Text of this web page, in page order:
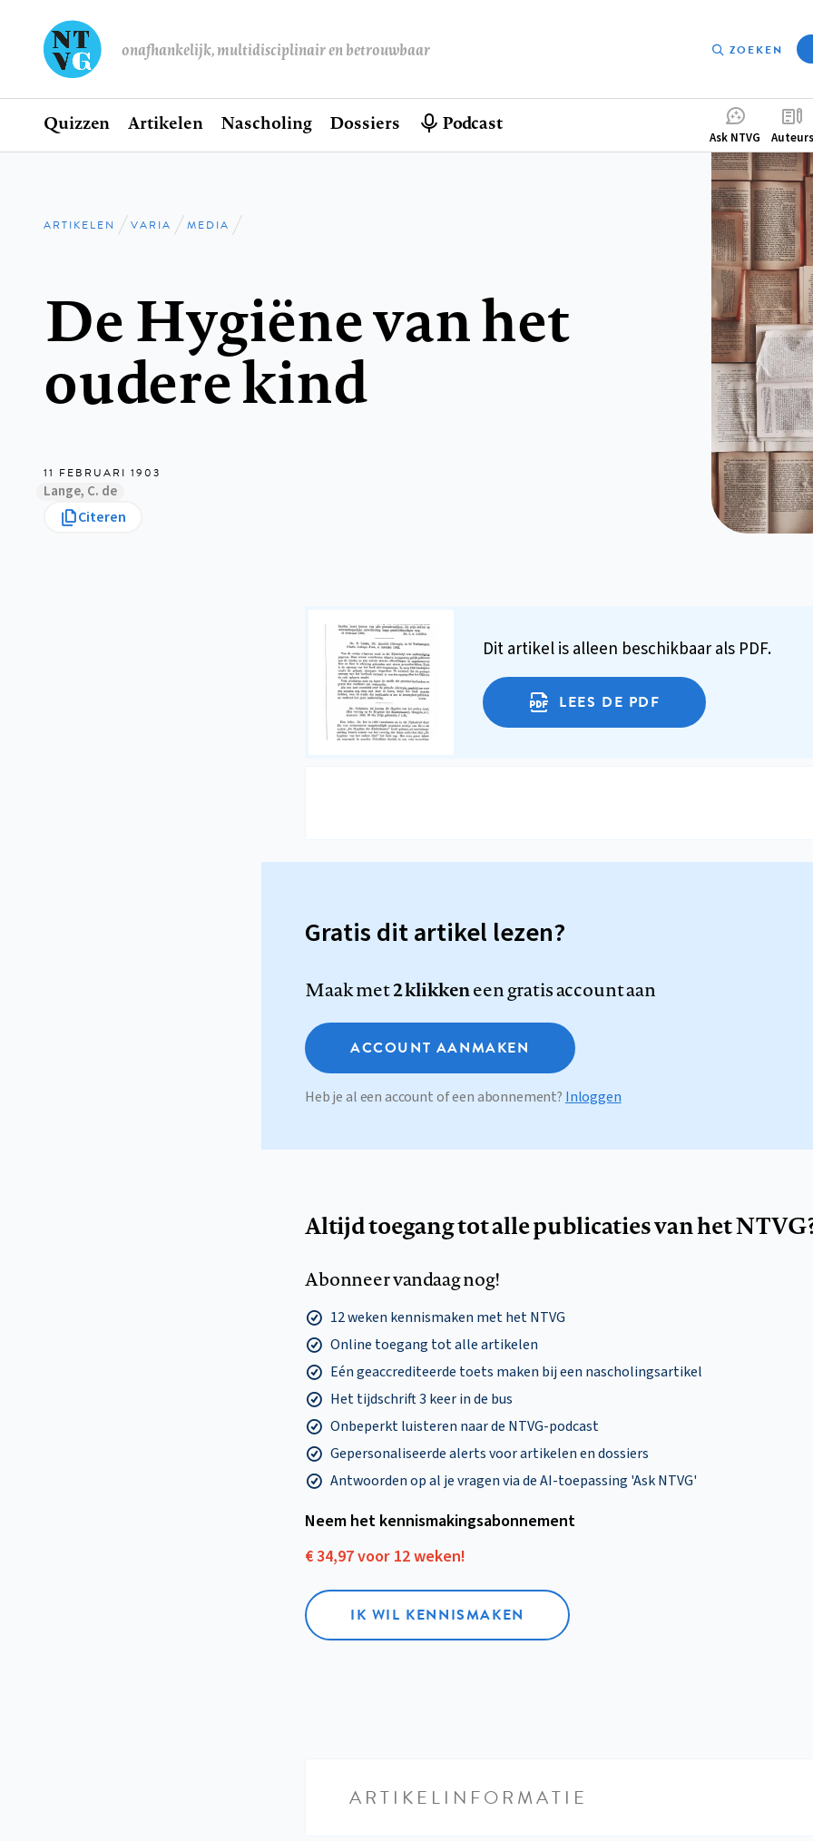
onafhankelijk, multidisciplinair en betrouwbaar ZOEKEN
Hoofdnavigatie
Home
Quizzen Artikelen Nascholing Dossiers Podcast
menu
Ask NTVG Auteurs
Kruimelpad
ARTIKELEN VARIA MEDIA
De Hygiëne van het
oudere kind
11 FEBRUARI 1903
Lange, C. de
Citeren
Dit artikel is alleen beschikbaar als PDF.
LEES DE PDF
Gratis dit artikel lezen?
Maak met2 klikkeneen gratis account aan
ACCOUNT AANMAKEN
Heb je al een account of een abonnement? Inloggen
Altijd toegang tot alle publicaties van het
Abonneer vandaag nog!
12 weken kennismaken met het NTVG
Online toegang tot alle artikelen
Eén geaccrediteerde toets maken bij een nascholingsartikel
Het tijdschrift 3 keer in de bus
Onbeperkt luisteren naar de NTVG-podcast
Gepersonaliseerde alerts voor artikelen en dossiers
Antwoorden op al je vragen via de AI-toepassing 'Ask NTVG'
Neem het kennismakings­abonnement
€ 34,97 voor 12 weken!
IK WIL KENNISMAKEN
ARTIKELINFORMATIE